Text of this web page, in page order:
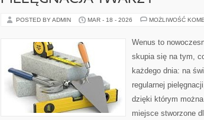
POSTED BY ADMIN MAR - 18 - 2026 MOŻLIWOŚĆ
Wenus to
skupia się na tym,
każdego dnia: na
regularnej
dzięki którym
miejsce stworzone